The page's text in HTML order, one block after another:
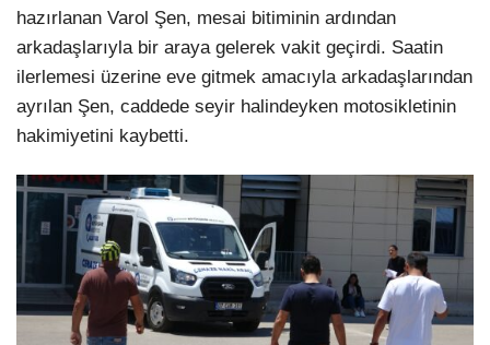
hazırlanan Varol Şen, mesai bitiminin ardından
arkadaşlarıyla bir araya gelerek vakit geçirdi. Saatin
ilerlemesi üzerine eve gitmek amacıyla arkadaşlarından
ayrılan Şen, caddede seyir halindeyken motosikletinin
hakimiyetini kaybetti.